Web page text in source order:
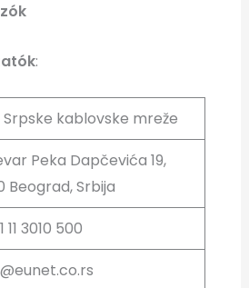
:
Srpske kablovske mreže
Peka Dapčevića 19,
Beograd, Srbija
11 3010 500